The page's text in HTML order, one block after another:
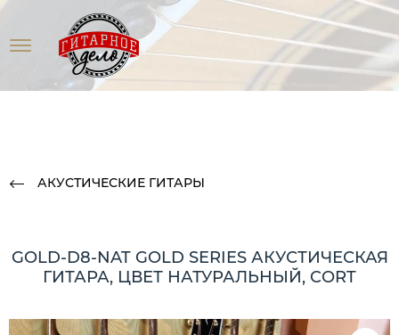
АКУСТИЧЕСКИЕ ГИТАРЫ
GOLD-D8-NAT GOLD SERIES АКУСТИЧЕСКАЯ
ГИТАРА, ЦВЕТ НАТУРАЛЬНЫЙ, CORT